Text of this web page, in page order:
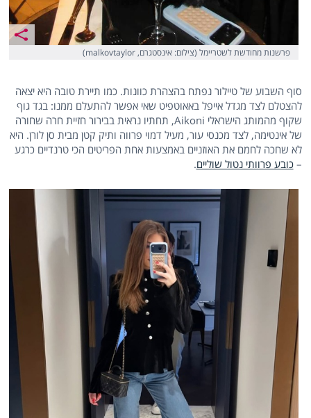
פרשנות מחודשת לשטריימל (צילום: אינסטגרם, malkovtaylor)
סוף השבוע של טיילור נפתח בהצהרת כוונות. כמו תיירת טובה היא יצאה
להצטלם לצד מגדל אייפל באאוטפיט שאי אפשר להתעלם ממנו: בגד גוף
שקוף מהמותג הישראלי Aikoni, תחתיו נראית בבירור חזיית חרה שחורה
של אינטימה, לצד מכנסי עור, מעיל דמוי פרווה ותיק קטן מבית סן לורן. היא
לא שחכה לחמם את האוזניים באמצעות אחת הפריטים הכי טרנדיים כרגע
–כובע פרוותי נטול שוליים.